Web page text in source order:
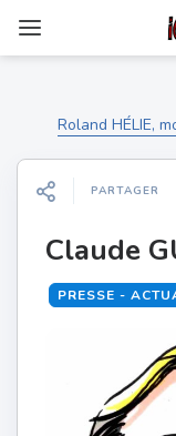
Roland HÉLIE,
PARTAGER
Claude
PRESSE -